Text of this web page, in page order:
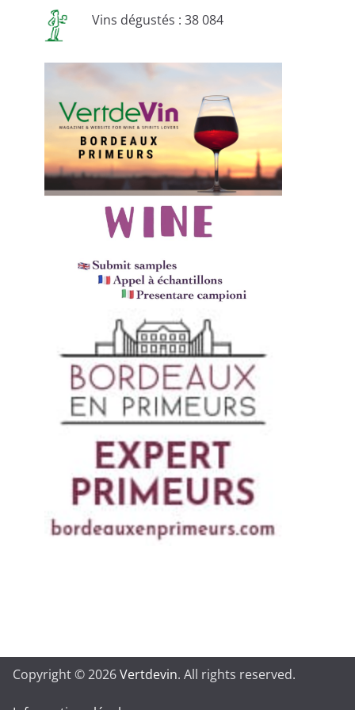
Vins dégustés : 38 084
Copyright © 2026Vertdevin. All rights reserved.